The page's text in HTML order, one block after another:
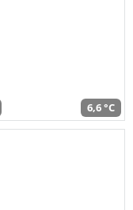
6,6 °C